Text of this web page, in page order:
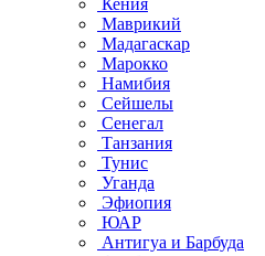
Кения
Маврикий
Мадагаскар
Марокко
Намибия
Сейшелы
Сенегал
Танзания
Тунис
Уганда
Эфиопия
ЮАР
Антигуа и Барбуда